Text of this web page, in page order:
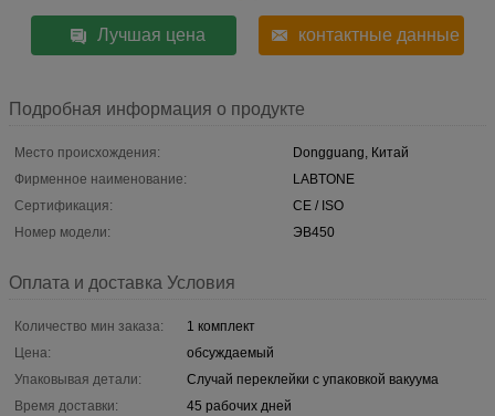
Лучшая цена контактные данные
Подробная информация о продукте
Место происхождения:
Dongguang, Китай
Фирменное наименование:
LABTONE
Сертификация:
CE / ISO
Номер модели:
ЭВ450
Оплата и доставка Условия
Количество мин заказа:
1 комплект
Цена:
обсуждаемый
Упаковывая детали:
Случай переклейки с упаковкой вакуума
Время доставки:
45 рабочих дней